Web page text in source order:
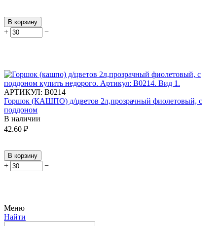
В корзину
+ −
АРТИКУЛ: В0214
Горшок (КАШПО) д/цветов 2л,прозрачный фиолетовый, с
поддоном
В наличии
42.60 ₽
В корзину
+ −
Меню
Найти